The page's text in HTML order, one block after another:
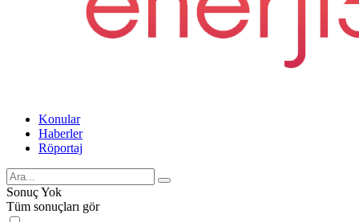
Konular
Haberler
Röportaj
Sonuç Yok
Tüm sonuçları gör